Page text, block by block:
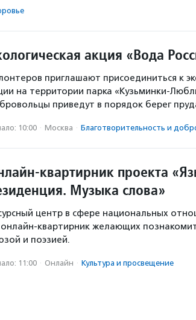
акция «Вода
приглашают присоединиться к
на территории парка «Кузьминки-
приведут в порядок берег
10:00 · Москва · Благотвори­тель­ность и
квартирник проекта
Музыка слова»
центр в сфере национальных
квартирник желающих
и поэзией.
11:00 · Онлайн · Культура и просвещение